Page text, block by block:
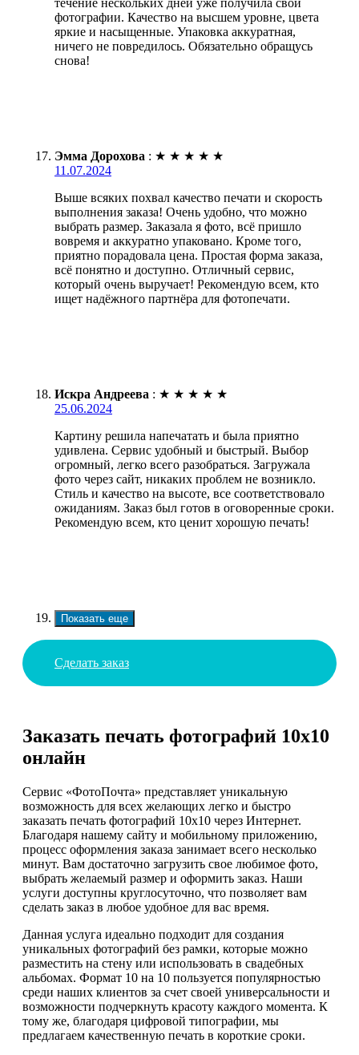
фотографии. Качество на высшем уровне, цвета
яркие и насыщенные. Упаковка аккуратная,
ничего не повредилось. Обязательно обращусь
снова!
Эмма Дорохова : ★ ★ ★ ★ ★
11.07.2024
Выше всяких похвал качество печати и скорость
выполнения заказа! Очень удобно, что можно
выбрать размер. Заказала я фото, всё пришло
вовремя и аккуратно упаковано. Кроме того,
приятно порадовала цена. Простая форма заказа,
всё понятно и доступно. Отличный сервис,
который очень выручает! Рекомендую всем, кто
ищет надёжного партнёра для фотопечати.
Искра Андреева : ★ ★ ★ ★ ★
25.06.2024
Картину решила напечатать и была приятно
удивлена. Сервис удобный и быстрый. Выбор
огромный, легко всего разобраться. Загружала
фото через сайт, никаких проблем не возникло.
Стиль и качество на высоте, все соответствовало
ожиданиям. Заказ был готов в оговоренные сроки.
Рекомендую всем, кто ценит хорошую печать!
Показать еще
Сделать заказ
Заказать печать фотографий 10х10
онлайн
Сервис «ФотоПочта» представляет уникальную
возможность для всех желающих легко и быстро
заказать печать фотографий 10х10 через Интернет.
Благодаря нашему сайту и мобильному приложению,
процесс оформления заказа занимает всего несколько
минут. Вам достаточно загрузить свое любимое фото,
выбрать желаемый размер и оформить заказ. Наши
услуги доступны круглосуточно, что позволяет вам
сделать заказ в любое удобное для вас время.
Данная услуга идеально подходит для создания
уникальных фотографий без рамки, которые можно
разместить на стену или использовать в свадебных
альбомах. Формат 10 на 10 пользуется популярностью
среди наших клиентов за счет своей универсальности и
возможности подчеркнуть красоту каждого момента. К
тому же, благодаря цифровой типографии, мы
предлагаем качественную печать в короткие сроки.